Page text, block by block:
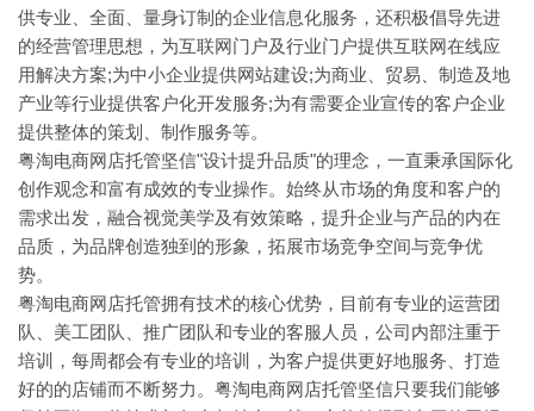
供专业、全面、量身订制的企业信息化服务，还积极倡导先进
的经营管理思想，为互联网门户及行业门户提供互联网在线应
用解决方案;为中小企业提供网站建设;为商业、贸易、制造及地
产业等行业提供客户化开发服务;为有需要企业宣传的客户企业
提供整体的策划、制作服务等。
粤淘电商网店托管坚信"设计提升品质"的理念，一直秉承国际化
创作观念和富有成效的专业操作。始终从市场的角度和客户的
需求出发，融合视觉美学及有效策略，提升企业与产品的内在
品质，为品牌创造独到的形象，拓展市场竞争空间与竞争优
势。
粤淘电商网店托管拥有技术的核心优势，目前有专业的运营团
队、美工团队、推广团队和专业的客服人员，公司内部注重于
培训，每周都会有专业的培训，为客户提供更好地服务、打造
好的的店铺而不断努力。粤淘电商网店托管坚信只要我们能够